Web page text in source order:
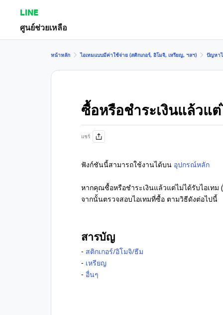
LINE
ศูนย์ช่วยเหลือ
หน้าหลัก ไอเทมแบบมีค่าใช้จ่าย (สติกเกอร์, อิโมจิ, เหรียญ, ฯลฯ) ปัญหาไ
ซื้อหรือชำระเงินแล้วแ
แชร์
ฟังก์ชันนี้สามารถใช้งานได้บน อุปกรณ์หลัก
หากคุณซื้อหรือชำระเงินแล้วแต่ไม่ได้รับไอเท
จากนั้นตรวจสอบไอเทมที่ซื้อ ตามวิธีดังต่อไปนี้
สารบัญ
- สติกเกอร์/อิโมจิ/ธีม
- เหรียญ
- อื่นๆ